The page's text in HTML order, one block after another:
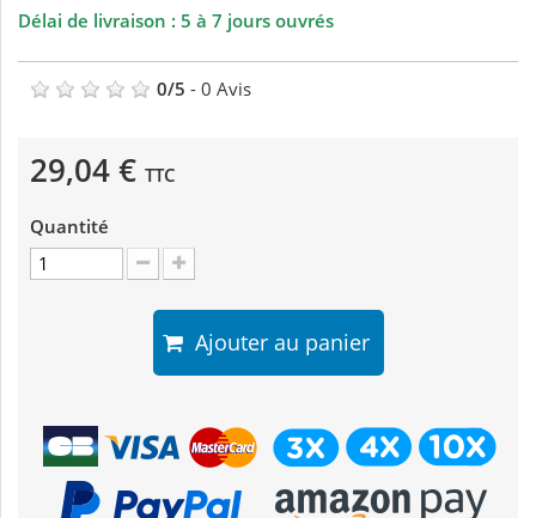
Délai de livraison : 5 à 7 jours ouvrés
0/5 - 0 Avis
29,04 € TTC
Quantité
Ajouter au panier